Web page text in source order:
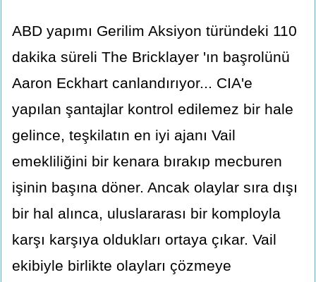
ABD yapımı Gerilim Aksiyon türündeki 110
dakika süreli The Bricklayer 'ın başrolünü
Aaron Eckhart canlandırıyor... CIA'e
yapılan şantajlar kontrol edilemez bir hale
gelince, teşkilatın en iyi ajanı Vail
emekliliğini bir kenara bırakıp mecburen
işinin başına döner. Ancak olaylar sıra dışı
bir hal alınca, uluslararası bir komployla
karşı karşıya oldukları ortaya çıkar. Vail
ekibiyle birlikte olayları çözmeye